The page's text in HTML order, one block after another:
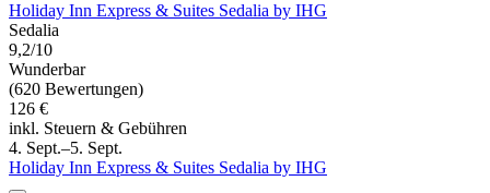
Holiday Inn Express & Suites Sedalia by IHG
Sedalia
9,2/10
Wunderbar
(620 Bewertungen)
126 €
inkl. Steuern & Gebühren
4. Sept.–5. Sept.
Holiday Inn Express & Suites Sedalia by IHG